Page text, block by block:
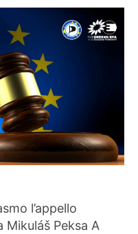
l’appello
Mikuláš Peksa A